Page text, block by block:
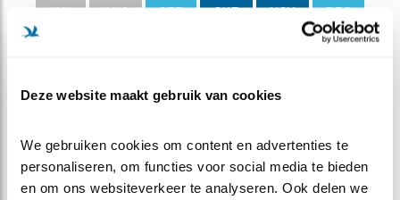
Deze website maakt gebruik van cookies
We gebruiken cookies om content en advertenties te
personaliseren, om functies voor social media te bieden
en om ons websiteverkeer te analyseren. Ook delen we
JUL AUG SEP OKT NOV DEC
D Het aantal vogels dat in Nederland
afname.